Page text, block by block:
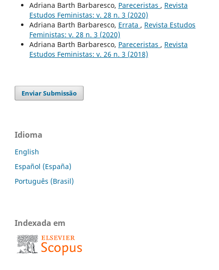
Adriana Barth Barbaresco, Pareceristas , Revista
Estudos Feministas: v. 28 n. 3 (2020)
Adriana Barth Barbaresco, Errata , Revista Estudos
Feministas: v. 28 n. 3 (2020)
Adriana Barth Barbaresco, Pareceristas , Revista
Estudos Feministas: v. 26 n. 3 (2018)
Enviar Submissão
Idioma
English
Español (España)
Português (Brasil)
Indexada em